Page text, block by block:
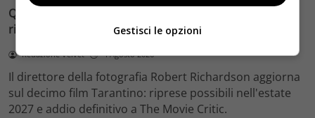
Quentin Tarantino e il decimo film: Robert Richardson
rivela riprese forse nel 2027 e l’addio a The Movie Critic
Redazione Velvet 4 Agosto 2026
Il direttore della fotografia Robert Richardson aggiorna
sul decimo film Tarantino: riprese possibili nell'estate
2027 e addio definitivo a The Movie Critic.
Gestisci le opzioni